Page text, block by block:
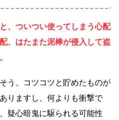
、ついつい使ってしまう心配
、はたまた泥棒が侵入して盗
う、コツコツと貯めたものが
りますし、何よりも衝撃で
疑心暗鬼に駆られる可能性